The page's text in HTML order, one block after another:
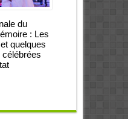
du
: Les
quelques